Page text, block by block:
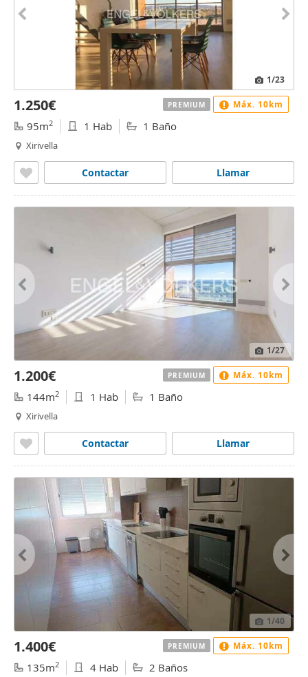
1/23
1.250€
95m2 1 Hab 1 Baño
Xirivella
Llamar
Contactar
PREMIUM Máx. 10km
1/27
1.200€
144m2 1 Hab 1 Baño
Xirivella
Llamar
Contactar
PREMIUM Máx. 10km
1/40
1.400€
135m2 4 Hab 2 Baños
PREMIUM Máx. 10km